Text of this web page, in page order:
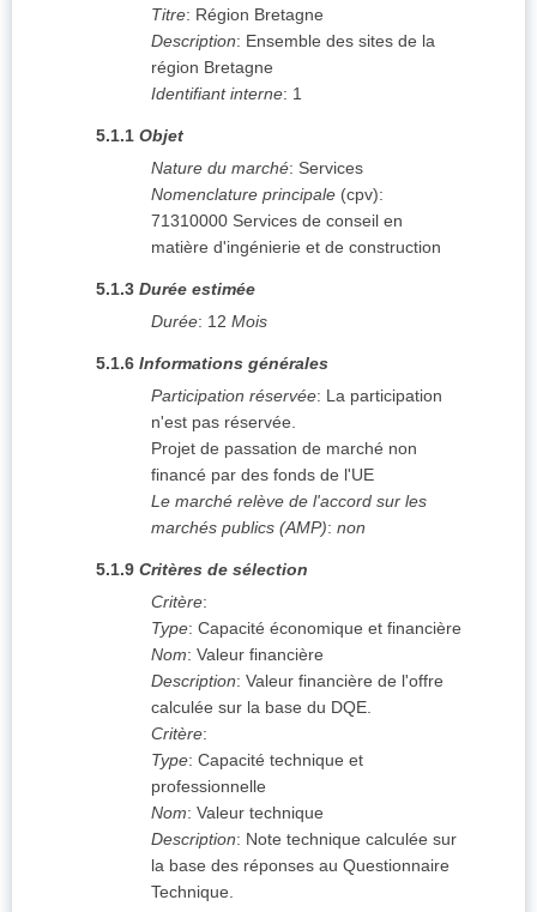
Titre: Région Bretagne
Description: Ensemble des sites de la
région Bretagne
Identifiant interne: 1
5.1.1 Objet
Nature du marché: Services
Nomenclature principale (cpv):
71310000 Services de conseil en
matière d'ingénierie et de construction
5.1.3 Durée estimée
Durée: 12 Mois
5.1.6 Informations générales
Participation réservée: La participation
n'est pas réservée.
Projet de passation de marché non
financé par des fonds de l'UE
Le marché relève de l'accord sur les
marchés publics (AMP): non
5.1.9 Critères de sélection
Critère:
Type: Capacité économique et financière
Nom: Valeur financière
Description: Valeur financière de l'offre
calculée sur la base du DQE.
Critère:
Type: Capacité technique et
professionnelle
Nom: Valeur technique
Description: Note technique calculée sur
la base des réponses au Questionnaire
Technique.